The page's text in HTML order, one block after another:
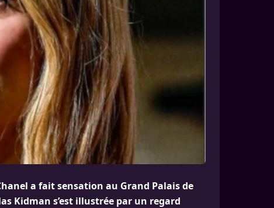
a fait sensation au Grand Palais de
Kidman s’est illustrée par un regard